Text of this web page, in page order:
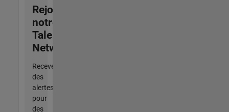
Rejoignez
notre
Talent
Network
Recevez
des
alertes
pour
des